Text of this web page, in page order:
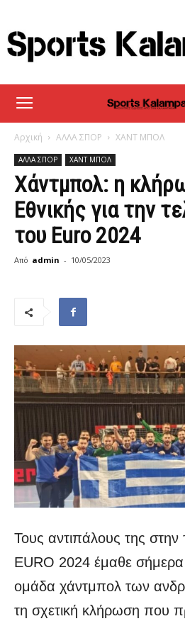
sportskalampaka
Αρχική ΑΛΛΑ ΣΠΟΡ ΧΑΝΤ ΜΠΟΛ
ΑΛΛΑ ΣΠΟΡ ΧΑΝΤ ΜΠΟΛ
Χάντμπολ: η
Εθνικής για την
του Euro 2024
Από admin - 10/05/2023
Τους αντιπάλους της στην
EURO 2024 έμαθε σήμερα
ομάδα χάντμπολ των
τη σχετική κλήρωση που